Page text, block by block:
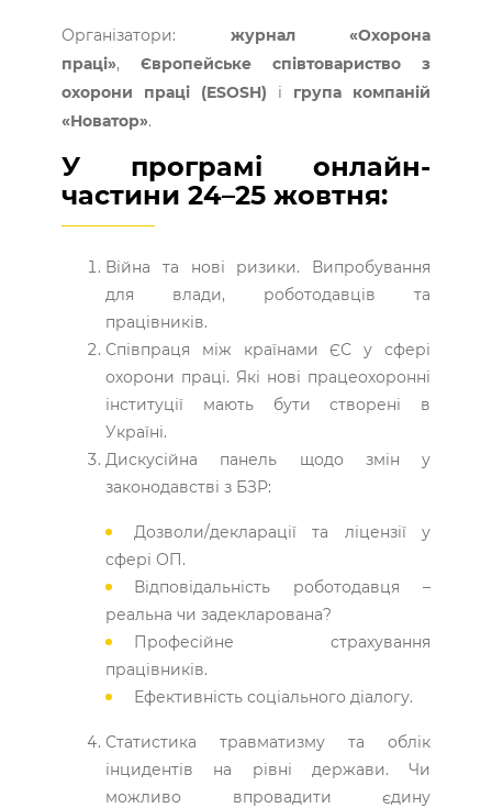
Організатори: журнал «Охорона
праці», Європейське співтовариство з
охорони праці (ESOSH) і група компаній
«Новатор».
У програмі онлайн-
частини 24–25 жовтня:
Війна та нові ризики. Випробування
для влади, роботодавців та
працівників.
Співпраця між країнами ЄС у сфері
охорони праці. Які нові працеохоронні
інституції мають бути створені в
Україні.
Дискусійна панель щодо змін у
законодавстві з БЗР:
Дозволи/декларації та ліцензії у
сфері ОП.
Відповідальність роботодавця –
реальна чи задекларована?
Професійне страхування
працівників.
Ефективність соціального діалогу.
Статистика травматизму та облік
інцидентів на рівні держави. Чи
можливо впровадити єдину